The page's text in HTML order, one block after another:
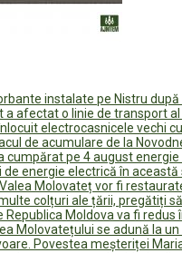
instalate pe Nistru
a afectat o linie de transport
electrocasnicele vechi
de acumulare de la
cumpărat pe 4 august
de energie electrică în
Molovateț vor fi
colțuri ale țării, pregătiți
Republica Moldova va fi
Molovatețului se adună la
Povestea meșteriței